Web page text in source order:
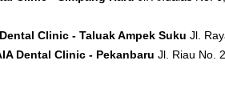
Clinic - Taluak Ampek Suku Jl.
Dental Clinic - Pekanbaru Jl. Riau No.